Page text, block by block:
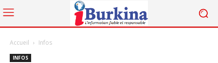
Accueil Infos
INFOS